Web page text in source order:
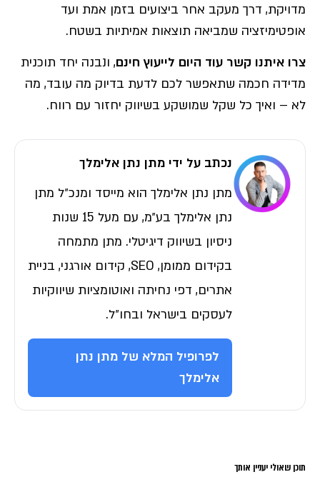
מדויקת, דרך מעקב אחר ביצועים בזמן אמת ועד
אופטימיזציה שמביאה תוצאות אמיתיות בשטח.
צרו איתנו קשר עוד היום לייעוץ חינם, ונבנה יחד תוכנית
מדידה חכמה שתאפשר לכם לדעת בדיוק מה עובד, מה
לא – ואיך כל שקל שמושקע בשיווק יחזור עם רווח.
נכתב על ידי מתן נתן אלימלך
מתן נתן אלימלך הוא מייסד ומנכ״ל מתן
נתן אלימלך בע״מ, עם מעל 15 שנות
ניסיון בשיווק דיגיטלי. מתן מתמחה
בקידום ממומן, SEO, קידום אורגני, בניית
אתרים, דפי נחיתה ואוטומציות שיווקיות
לעסקים בישראל ובחו״ל.
לפרופיל המלא של מתן נתן
אלימלך
תוכן שאולי יעניין אותך